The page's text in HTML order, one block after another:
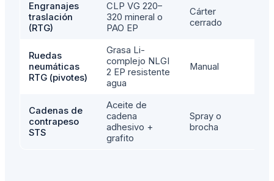
Engranajes
traslación
(RTG)
CLP VG 220–
320 mineral o
PAO EP
Cárter
cerrado
Ruedas
neumáticas
RTG (pivotes)
Grasa Li-
complejo NLGI
2 EP resistente
agua
Manual
Cadenas de
contrapeso
STS
Aceite de
cadena
adhesivo +
grafito
Spray o
brocha